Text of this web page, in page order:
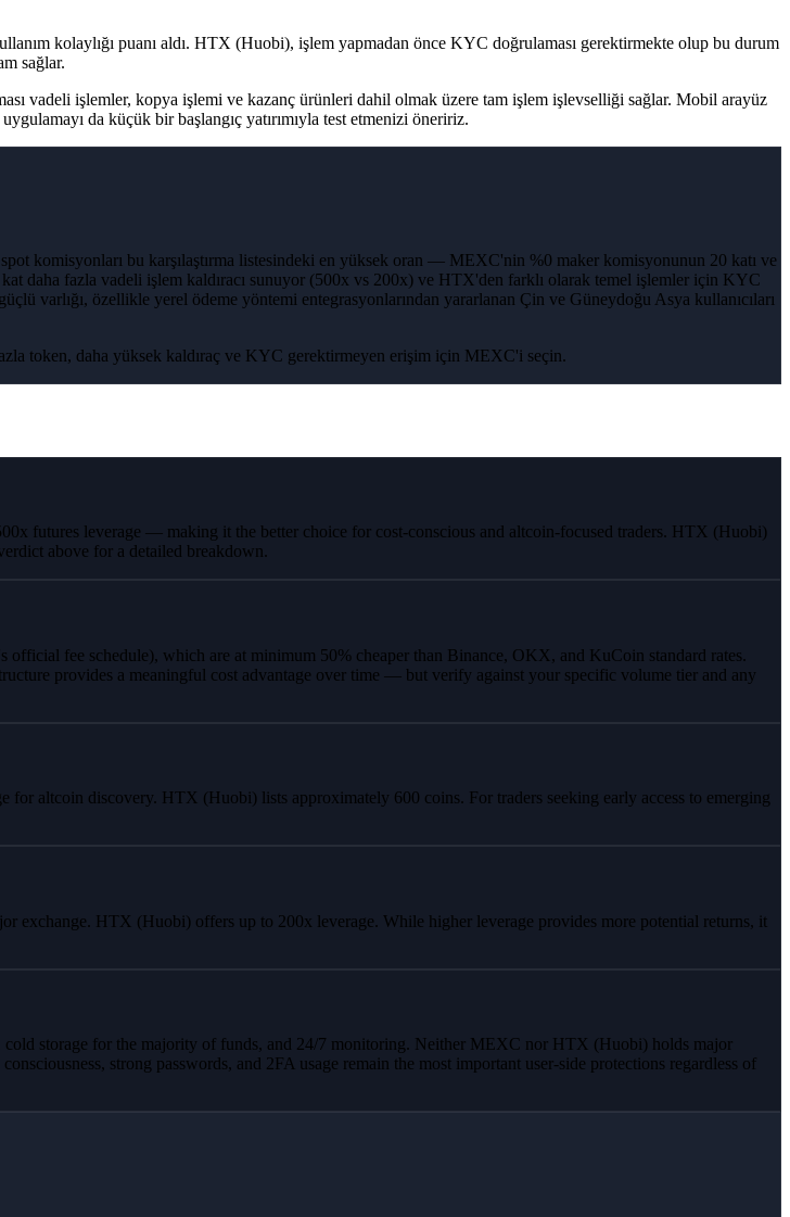
kolaylığı puanı aldı. HTX (Huobi), işlem yapmadan önce KYC doğrulaması gerektirmekte olup bu durum
sağlar.
vadeli işlemler, kopya işlemi ve kazanç ürünleri dahil olmak üzere tam işlem işlevselliği sağlar. Mobil arayüz
da küçük bir başlangıç yatırımıyla test etmenizi öneririz.
komisyonları bu karşılaştırma listesindeki en yüksek oran — MEXC'nin %0 maker komisyonunun 20 katı ve
daha fazla vadeli işlem kaldıracı sunuyor (500x vs 200x) ve HTX'den farklı olarak temel işlemler için KYC
varlığı, özellikle yerel ödeme yöntemi entegrasyonlarından yararlanan Çin ve Güneydoğu Asya kullanıcıları
token, daha yüksek kaldıraç ve KYC gerektirmeyen erişim için MEXC'i seçin.
futures leverage — making it the better choice for cost-conscious and altcoin-focused traders. HTX (Huobi)
above for a detailed breakdown.
fee schedule), which are at minimum 50% cheaper than Binance, OKX, and KuCoin standard rates.
provides a meaningful cost advantage over time — but verify against your specific volume tier and any
altcoin discovery. HTX (Huobi) lists approximately 600 coins. For traders seeking early access to emerging
exchange. HTX (Huobi) offers up to 200x leverage. While higher leverage provides more potential returns, it
storage for the majority of funds, and 24/7 monitoring. Neither MEXC nor HTX (Huobi) holds major
strong passwords, and 2FA usage remain the most important user-side protections regardless of